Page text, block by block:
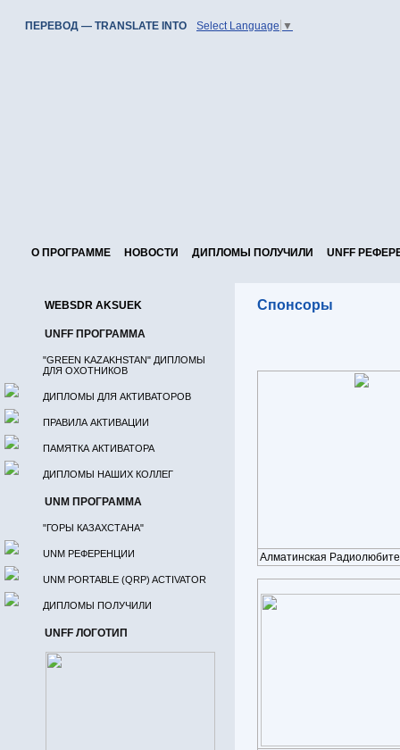
ПЕРЕВОД — TRANSLATE INTO Select Language ▼
О ПРОГРАММЕ НОВОСТИ ДИПЛОМЫ ПОЛУЧИЛИ UNFF
WEBSDR AKSUEK
UNFF ПРОГРАММА
"GREEN KAZAKHSTAN" ДИПЛОМЫ
ДЛЯ ОХОТНИКОВ
ДИПЛОМЫ ДЛЯ АКТИВАТОРОВ
ПРАВИЛА АКТИВАЦИИ
ПАМЯТКА АКТИВАТОРА
ДИПЛОМЫ НАШИХ КОЛЛЕГ
UNM ПРОГРАММА
"ГОРЫ КАЗАХСТАНА"
UNM РЕФЕРЕНЦИИ
UNM PORTABLE (QRP) ACTIVATOR
ДИПЛОМЫ ПОЛУЧИЛИ
UNFF ЛОГОТИП
Спонсоры
Алматинская